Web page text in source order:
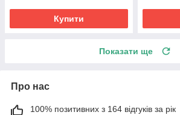
Купити
Показати ще
Про нас
100% позитивних з 164 відгуків за рік